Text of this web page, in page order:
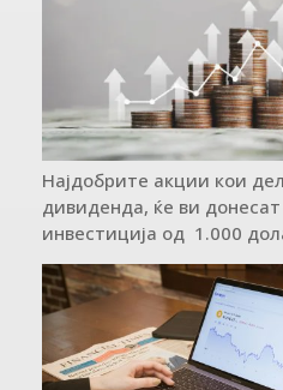
Најдобрите акции кои
дивиденда, ќе ви
инвестиција од 1.000